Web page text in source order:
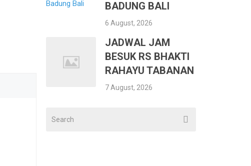
BADUNG BALI
6 August, 2026
JADWAL JAM
BESUK RS BHAKTI
RAHAYU TABANAN
7 August, 2026